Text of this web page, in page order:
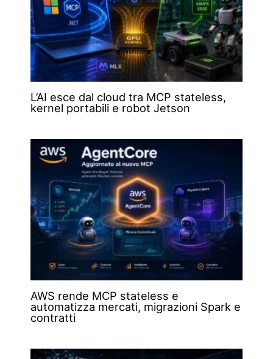
L’AI esce dal cloud tra MCP stateless,
kernel portabili e robot Jetson
AWS rende MCP stateless e
automatizza mercati, migrazioni Spark e
contratti